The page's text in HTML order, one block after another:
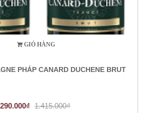
GIỎ HÀNG
PHÁP CANARD DUCHENE BRUT
1.415.000₫